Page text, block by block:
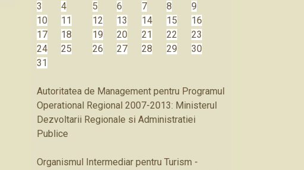
3
4 5 6 7 8
9
10
11 12 13 14 15
16
17
18 19 20 21 22
23
24
25 26 27 28 29
30
31
Autoritatea de Management pentru Programul
Operational Regional 2007-2013: Ministerul
Dezvoltarii Regionale si Administratiei
Publice
Organismul Intermediar pentru Turism -